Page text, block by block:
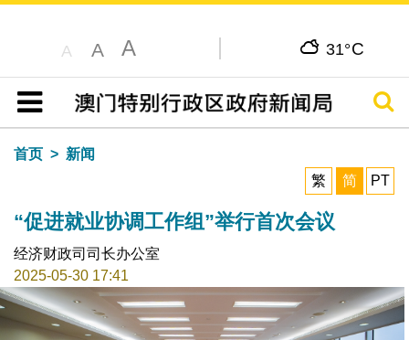
A A A 31°C
目录
搜寻
首页
新闻
繁
简 PT
“促进就业协调工作组”举行首次会议
经济财政司司长办公室
2025-05-30 17:41